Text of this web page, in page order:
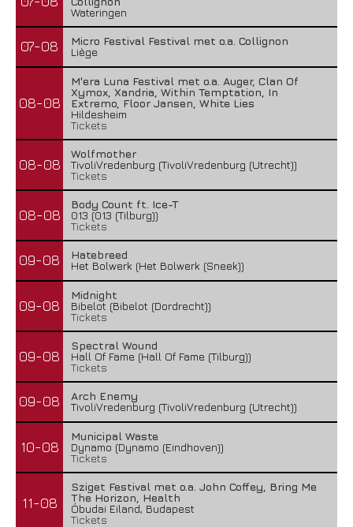
Wateringen
07-08
Micro Festival Festival met o.a. Collignon
Liège
08-08
M'era Luna Festival met o.a. Auger, Clan Of
Xymox, Xandria, Within Temptation, In
Extremo, Floor Jansen, White Lies
Hildesheim
Tickets
08-08
Wolfmother
TivoliVredenburg (TivoliVredenburg (Utrecht))
Tickets
08-08
Body Count ft. Ice-T
013 (013 (Tilburg))
Tickets
09-08
Hatebreed
Het Bolwerk (Het Bolwerk (Sneek))
09-08
Midnight
Bibelot (Bibelot (Dordrecht))
Tickets
09-08
Spectral Wound
Hall Of Fame (Hall Of Fame (Tilburg))
Tickets
09-08
Arch Enemy
TivoliVredenburg (TivoliVredenburg (Utrecht))
10-08
Municipal Waste
Dynamo (Dynamo (Eindhoven))
Tickets
11-08
Sziget Festival met o.a. John Coffey, Bring Me
The Horizon, Health
Óbudai Eiland, Budapest
Tickets